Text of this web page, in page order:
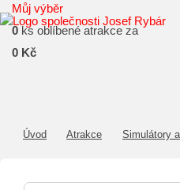
Můj výběr
0 ks oblíbené atrakce za
0 Kč
Úvod Atrakce Simulátory